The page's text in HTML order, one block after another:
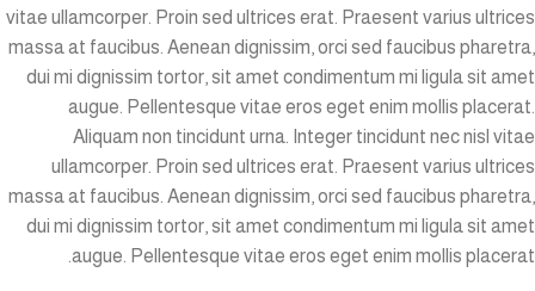
vitae ullamcorper. Proin sed ultrices erat. Praesent varius ultrices
massa at faucibus. Aenean dignissim, orci sed faucibus pharetra,
dui mi dignissim tortor, sit amet condimentum mi ligula sit amet
augue. Pellentesque vitae eros eget enim mollis placerat.
Aliquam non tincidunt urna. Integer tincidunt nec nisl vitae
ullamcorper. Proin sed ultrices erat. Praesent varius ultrices
massa at faucibus. Aenean dignissim, orci sed faucibus pharetra,
dui mi dignissim tortor, sit amet condimentum mi ligula sit amet
augue. Pellentesque vitae eros eget enim mollis placerat.